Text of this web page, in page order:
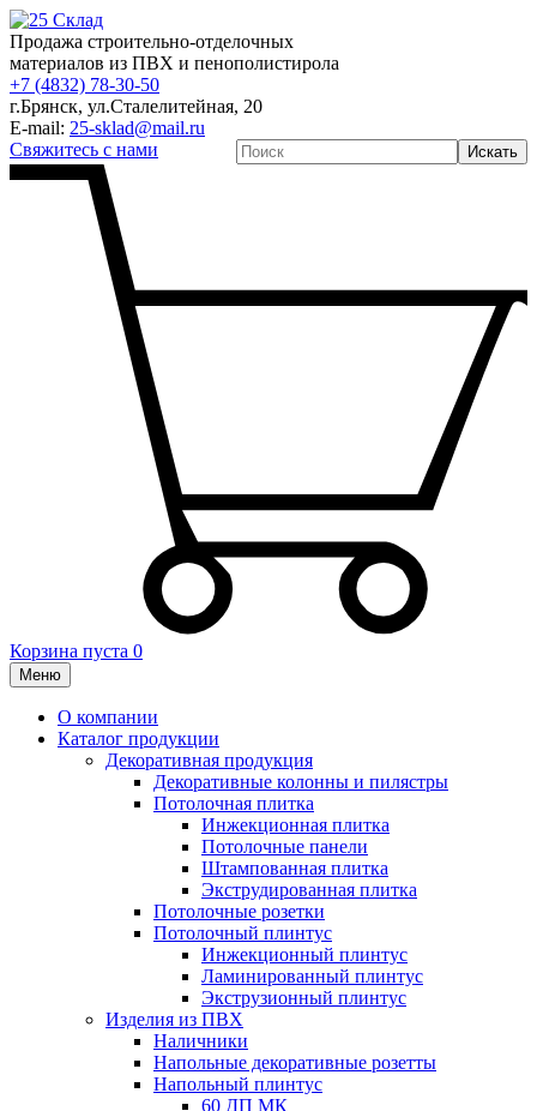
Продажа строительно-отделочных
материалов из ПВХ и пенополистирола
+7 (4832) 78-30-50
г.Брянск, ул.Сталелитейная, 20
E-mail: 25-sklad@mail.ru
Свяжитесь с нами
Искать
Корзина пуста 0
Меню
О компании
Каталог продукции
Декоративная продукция
Декоративные колонны и пилястры
Потолочная плитка
Инжекционная плитка
Потолочные панели
Штампованная плитка
Экструдированная плитка
Потолочные розетки
Потолочный плинтус
Инжекционный плинтус
Ламинированный плинтус
Экструзионный плинтус
Изделия из ПВХ
Наличники
Напольные декоративные розетты
Напольный плинтус
60 ДП МК